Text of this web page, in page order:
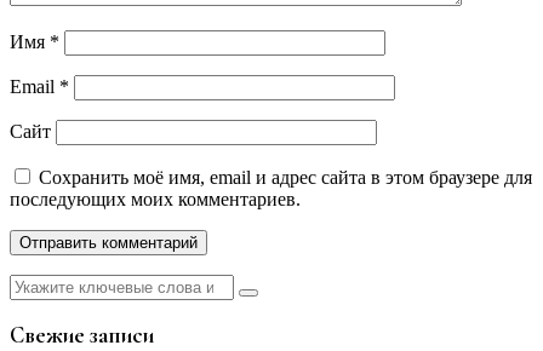
Имя *
Email *
Сайт
Сохранить моё имя, email и адрес сайта в этом браузере для
последующих моих комментариев.
Найти:
Свежие записи